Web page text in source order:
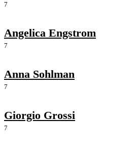
7
Angelica Engstrom
7
Anna Sohlman
7
Giorgio Grossi
7